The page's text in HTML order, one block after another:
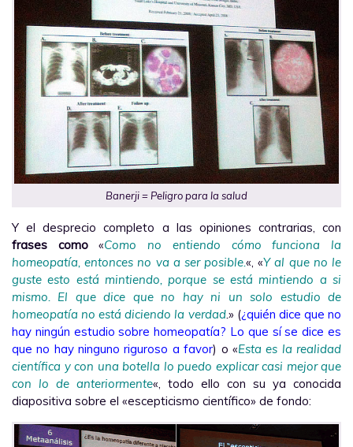
Banerji = Peligro para la salud
Y el desprecio completo a las opiniones contrarias, con
frases como«Como no entiendo cómo funciona la
homeopatía, entonces no va a ser posible.«, «Y al que no le
guste esto está mintiendo, porque se está mintiendo a si
mismo. El que dice que no hay ni un solo estudio de
homeopatía no está diciendo la verdad.» (¿quién dice que no
hay ningún estudio sobre homeopatía? Lo que sí se dice es
que no hay ninguno riguroso a favor) o «Esta es la realidad
científica y con una botella lo puedo explicar casi mejor que
con lo de anteriormente«, todo ello con su ya conocida
diapositiva sobre el «escepticismo científico» de fondo: